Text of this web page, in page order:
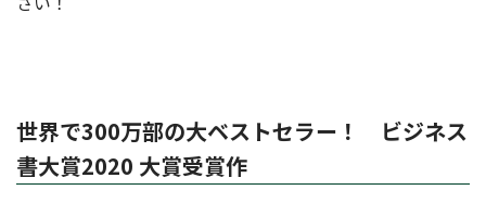
世界で300万部の大ベストセラー！ ビジネス
書大賞2020 大賞受賞作